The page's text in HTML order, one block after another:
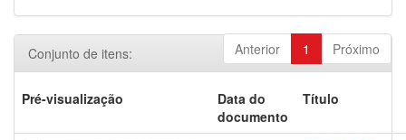
Anterior 1 Próximo
Conjunto de itens:
Pré-visualização
Data do
documento
Título